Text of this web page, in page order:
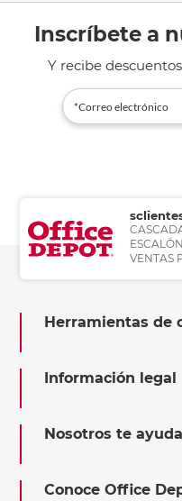
Inscríbete a
Y recibe
VENTAS
Herramientas de
Información legal
Nosotros te
Conoce Office